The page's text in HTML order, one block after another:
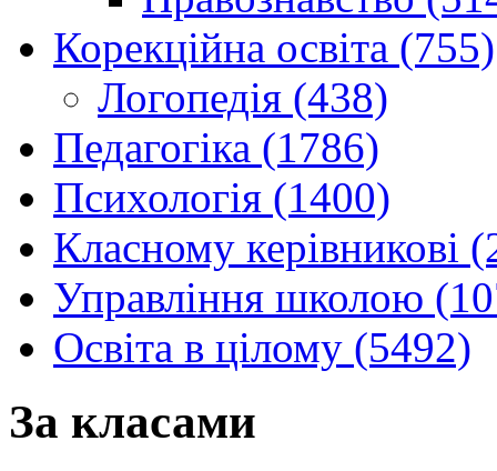
Корекційна освіта (755)
Логопедія (438)
Педагогіка (1786)
Психологія (1400)
Класному керівникові
Управління школою
Освіта в цілому (5492)
За класами